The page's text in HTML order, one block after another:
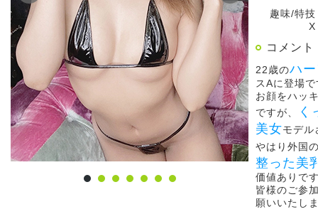
趣味/特技
X
コメント
22歳のハ
スAに登場
お顔をハッ
ですが、
く
美女モデ
やはり外国
整った美
価値ありで
皆様のご参
願いいたし